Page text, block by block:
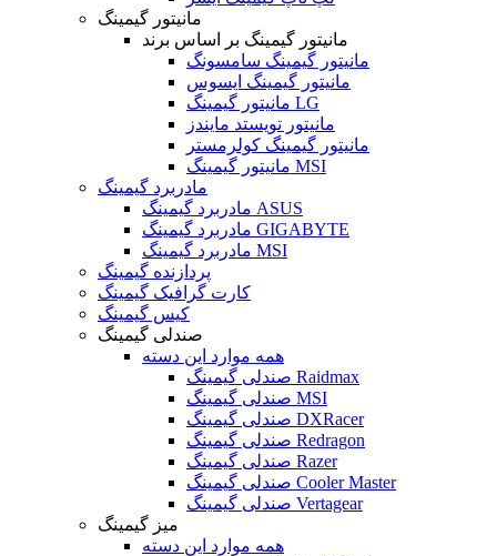
مانیتور گیمینگ
مانیتور گیمینگ بر اساس برند
مانیتور گیمینگ سامسونگ
مانیتور گیمینگ ایسوس
مانیتور گیمینگ LG
مانیتور تویستد مایندز
مانیتور گیمینگ کولرمستر
مانیتور گیمینگ MSI
مادربرد گیمینگ
مادربرد گیمینگ ASUS
مادربرد گیمینگ GIGABYTE
مادربرد گیمینگ MSI
پردازنده گیمینگ
کارت گرافیک گیمینگ
کیس گیمینگ
صندلی گیمینگ
همه موارد این دسته
صندلی گیمینگ Raidmax
صندلی گیمینگ MSI
صندلی گیمینگ DXRacer
صندلی گیمینگ Redragon
صندلی گیمینگ Razer
صندلی گیمینگ Cooler Master
صندلی گیمینگ Vertagear
میز گیمینگ
همه موارد این دسته